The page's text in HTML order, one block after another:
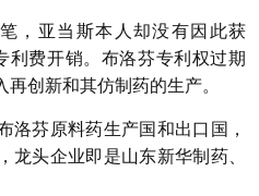
，亚当斯本人却没有因此获
利费开销。布洛芬专利权过期
创新和其仿制药的生产。
洛芬原料药生产国和出口国，
头企业即是山东新华制药、